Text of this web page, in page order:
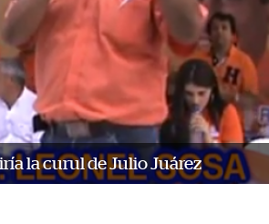
la curul de Julio Juárez